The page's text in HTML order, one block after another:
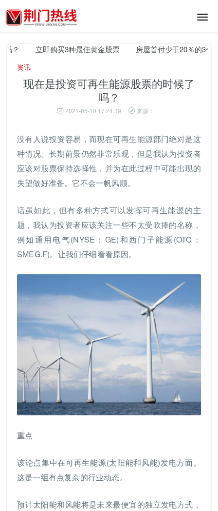
切
航
立即购买3种最佳黄金股票 房屋首付少于20％的3个问题
资讯
现在是投资可再生能源股票的时候了
吗？
2021-05-10 17:24:39 来源：
没有人说投资容易，而现在可再生能源部门绝对是这
种情况。长期前景仍然非常乐观，但是我认为投资者
应该对股票保持选择性，并为在此过程中可能出现的
失望做好准备。它不会一帆风顺。
话虽如此，但有多种方式可以发挥可再生能源的主
题，我认为投资者应该关注一些不太受吹捧的名称，
例如通用电气(NYSE：GE)和西门子能源(OTC：
SMEG.F)。让我们仔细看看原因。
重点
该论点集中在可再生能源(太阳能和风能)发电方面。
这是一组有点复杂的行业动态。
预计太阳能和风能将是未来最便宜的独立发电方式，